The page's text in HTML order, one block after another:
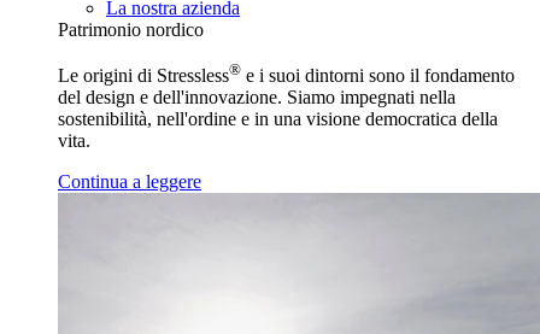
La nostra azienda
Patrimonio nordico
Le origini di Stressless® e i suoi dintorni sono il fondamento
del design e dell'innovazione. Siamo impegnati nella
sostenibilità, nell'ordine e in una visione democratica della
vita.
Continua a leggere